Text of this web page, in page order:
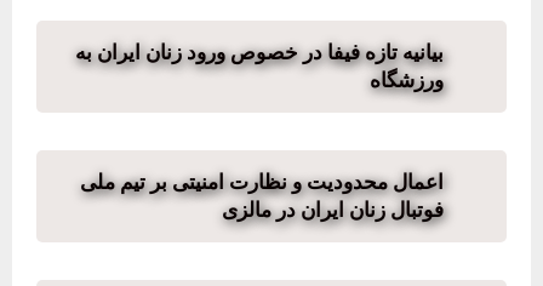
بیانیه تازه فیفا در خصوص ورود زنان ایران به
ورزشگاه
اعمال محدودیت و نظارت امنیتی بر تیم ملی
فوتبال زنان ایران در مالزی